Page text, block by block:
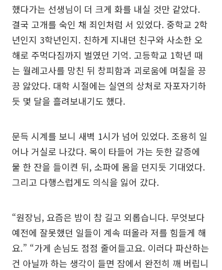
했다가는 선생님이 더 크게 화를 내실 것만 같았다.
결국 고개를 숙인 채 죄인처럼 서 있었다. 중학교 2학
년인지 3학년인지. 친하게 지내던 친구와 사소한 오
해로 주먹다짐까지 벌였던 기억. 고등학교 1학년 때
는 월례고사를 망친 뒤 창피함과 괴로움에 며칠을 끙
끙 앓았다. 대학 시절에는 실연의 상처로 자포자기하
듯 몇 달을 흘려보내기도 했다.
문득 시계를 보니 새벽 1시가 넘어 있었다. 조용히 일
어나 거실로 나갔다. 목이 타들어 가는 듯한 갈증에
물 한 잔을 들이켠 뒤, 소파에 몸을 던지듯 기대었다.
그리고 다행스럽게도 의식을 잃어 갔다.
“원장님, 요즘은 밤이 참 길고 외롭습니다. 무엇보다
예전에 잘못했던 일들이 계속 떠올라 저를 힘들게 해
요.” “가게 손님도 점점 줄어들고요. 이러다 파산하는
건 아닐까 하는 생각이 들면 잠에서 완전히 깨 버립니